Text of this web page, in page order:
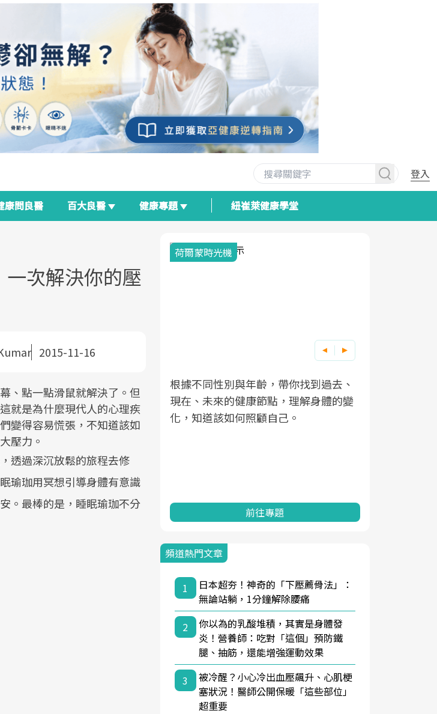
登入
康問良醫 百大良醫 健康專題 紐崔萊健康學堂
次解決你的壓
2015-11-16
、點一點滑鼠就解決了。但
就是為什麼現代人的心理疾
變得容易慌張，不知道該如
壓力。
透過深沉放鬆的旅程去修
瑜珈用冥想引導身體有意識
。最棒的是，睡眠瑜珈不分
齡社會的浪潮，台灣正在快速
照護」的新時代。隨著國家
康台灣推動委員會」與「長
推進，「預防醫學」已成全民
議題。然而，健檢不只是醫
務，更是民眾了解自身健康
動健康管理的重要起點。
前往專題
就到良醫生活祭體驗「一站式
」，從講座、體驗到運動，
的健康革命！
前往專題
網從「換季的身體變化」出
學觀點與日常感受的對話，
康的認知，進而引導實際的
。
前往專題
荷爾蒙時光機
根據不同性別與年齡，帶你找到過去、
現在、未來的健康節點，理解身體的變
化，知道該如何照顧自己。
前往專題
頻道熱門文章
1
日本超夯！神奇的「下壓薦骨法」：
無論站躺，1分鐘解除腰痛
2
你以為的乳酸堆積，其實是身體發
炎！營養師：吃對「這個」預防鐵
腿、抽筋，還能增強運動效果
3
被冷醒？小心冷出血壓飆升、心肌梗
塞狀況！醫師公開保暖「這些部位」
超重要